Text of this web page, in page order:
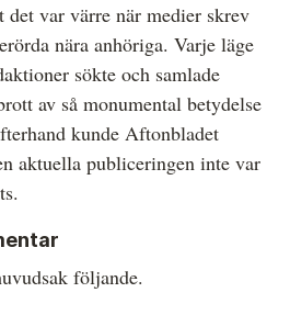
det var värre när medier skrev
nära anhöriga. Varje läge
sökte och samlade
av så monumental betydelse
kunde Aftonbladet
aktuella publiceringen inte var
följande.